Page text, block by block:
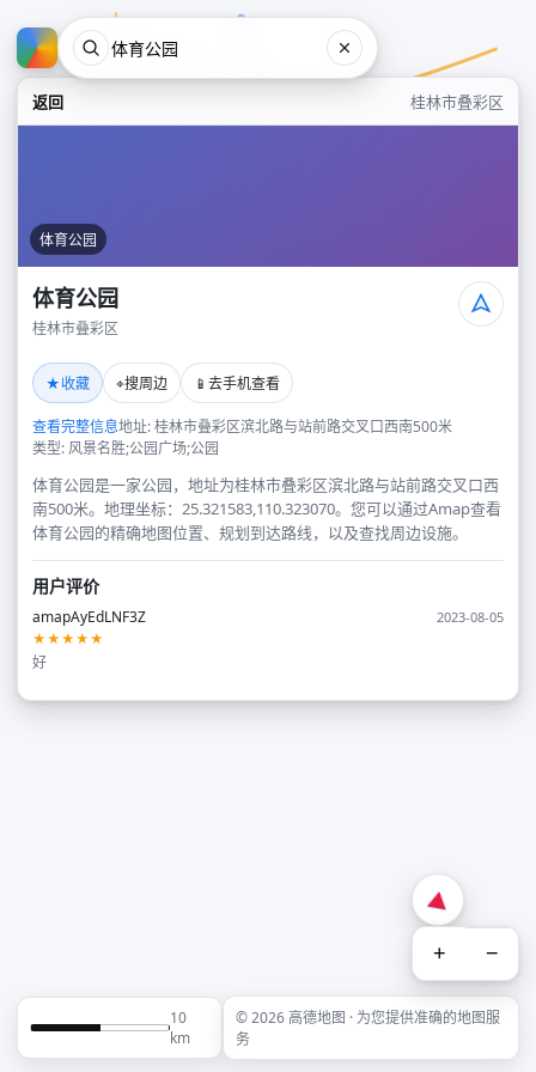
返回 桂林市叠彩区
体育公园
体育公园
桂林市叠彩区
★收藏 ⌖搜周边 📱 去手机查看
查看完整信息地址: 桂林市叠彩区滨北路与站前路交叉口西南500米
类型: 风景名胜;公园广场;公园
体育公园是一家公园，地址为桂林市叠彩区滨北路与站前路交叉口西
南500米。地理坐标：25.321583,110.323070。您可以通过Amap查看
体育公园的精确地图位置、规划到达路线，以及查找周边设施。
用户评价
amapAyEdLNF3Z
2023-08-05
★★★★★
好
+ −
10
km
© 2026 高德地图 · 为您提供准确的地图服
务